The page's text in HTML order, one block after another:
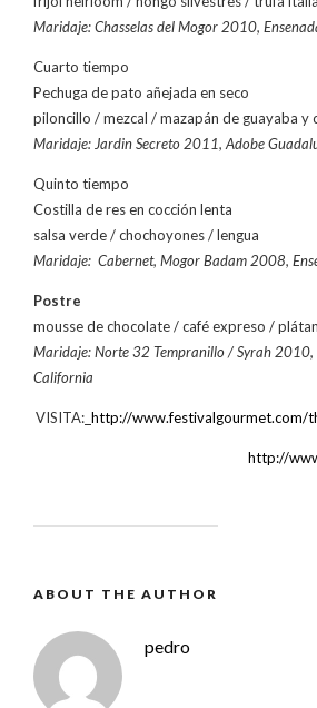
Maridaje: Chasselas del Mogor 2010,
Cuarto tiempo
Pechuga de pato añejada en seco
piloncillo / mezcal / mazapán de guayaba y
Maridaje: Jardin Secreto 2011, Adobe
Quinto tiempo
Costilla de res en cocción lenta
salsa verde / chochoyones / lengua
Maridaje: Cabernet, Mogor Badam 2008,
Postre
mousse de chocolate / café expreso /
Maridaje: Norte 32 Tempranillo / Syrah 2010,
California
VISITA: http://www.festivalgourmet.com/
http://
ABOUT THE AUTHOR
pedro